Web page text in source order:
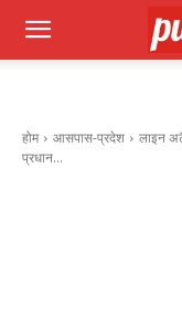
होम आसपास-प्रदेश
लाइन
प्रधान...